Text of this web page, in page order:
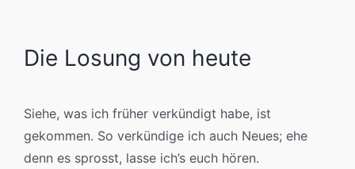
Die Losung von heute
Siehe, was ich früher verkündigt habe, ist
gekommen. So verkündige ich auch Neues; ehe
denn es sprosst, lasse ich’s euch hören.